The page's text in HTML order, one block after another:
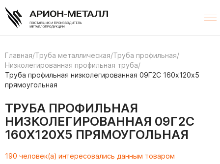
Главная/Труба металлическая/Труба профильная/
Низколегированная профильная труба/
Труба профильная низколегированная 09Г2С 160х120х5
прямоугольная
ТРУБА ПРОФИЛЬНАЯ
НИЗКОЛЕГИРОВАННАЯ 09Г2С
160Х120Х5 ПРЯМОУГОЛЬНАЯ
190 человек(а) интересовались данным товаром